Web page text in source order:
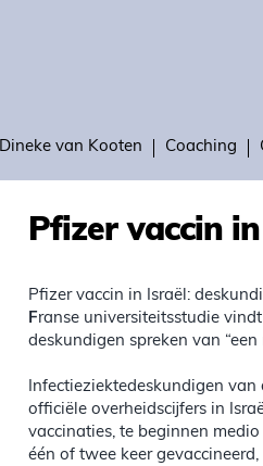
Dineke van Kooten Coaching
Pfizer vaccin
Pfizer vaccin in Israël:
Franse universiteitsstudie
deskundigen spreken van
Infectieziektedeskundigen
officiële overheidscijfers in
vaccinaties, te beginnen
één of twee keer